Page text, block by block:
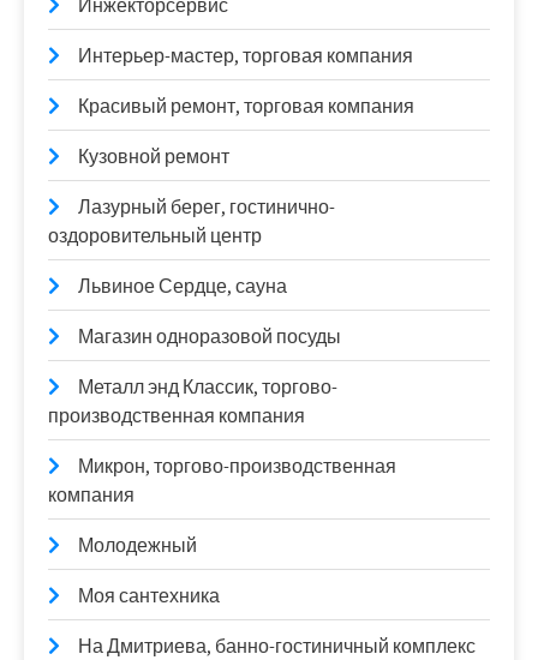
Инжекторсервис
Интерьер-мастер, торговая компания
Красивый ремонт, торговая компания
Кузовной ремонт
Лазурный берег, гостинично-
оздоровительный центр
Львиное Сердце, сауна
Магазин одноразовой посуды
Металл энд Классик, торгово-
производственная компания
Микрон, торгово-производственная
компания
Молодежный
Моя сантехника
На Дмитриева, банно-гостиничный комплекс